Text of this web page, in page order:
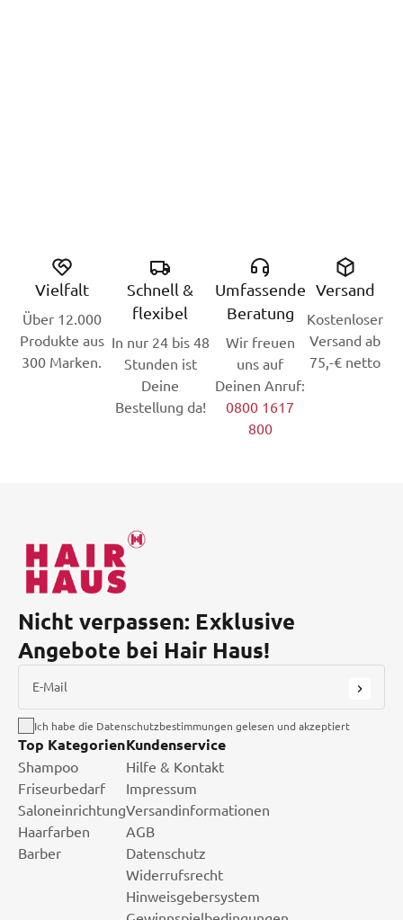
Vielfalt
Über 12.000
Produkte aus
300 Marken.
Schnell &
flexibel
In nur 24 bis 48
Stunden ist
Deine
Bestellung da!
Umfassende
Beratung
Wir freuen
uns auf
Deinen Anruf:
0800 1617
800
Versand
Kostenloser
Versand ab
75,-€ netto
Nicht verpassen: Exklusive
Angebote bei Hair Haus!
E-Mail
Ich habe die Datenschutzbestimmungen gelesen und akzeptiert
Top Kategorien
Shampoo
Friseurbedarf
Saloneinrichtung
Haarfarben
Barber
Kundenservice
Hilfe & Kontakt
Impressum
Versandinformationen
AGB
Datenschutz
Widerrufsrecht
Hinweisgebersystem